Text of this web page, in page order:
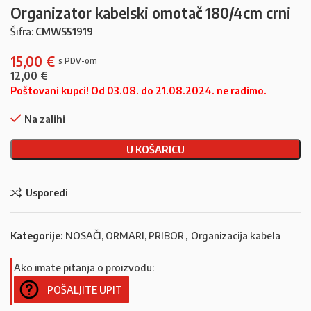
Organizator kabelski omotač 180/4cm crni
Šifra: CMWS51919
15,00 €
12,00 €
Poštovani kupci! Od 03.08. do 21.08.2024. ne radimo.
Na zalihi
U KOŠARICU
Usporedi
Kategorije: NOSAČI, ORMARI, PRIBOR , Organizacija kabela
Ako imate pitanja o proizvodu:
POŠALJITE UPIT